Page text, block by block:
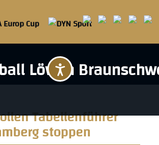
Tabellenführer
stoppen